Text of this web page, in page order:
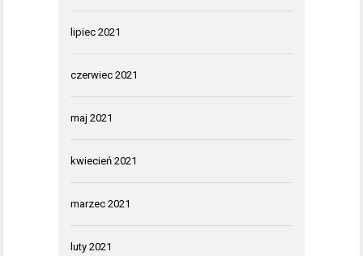
lipiec 2021
czerwiec 2021
maj 2021
kwiecień 2021
marzec 2021
luty 2021